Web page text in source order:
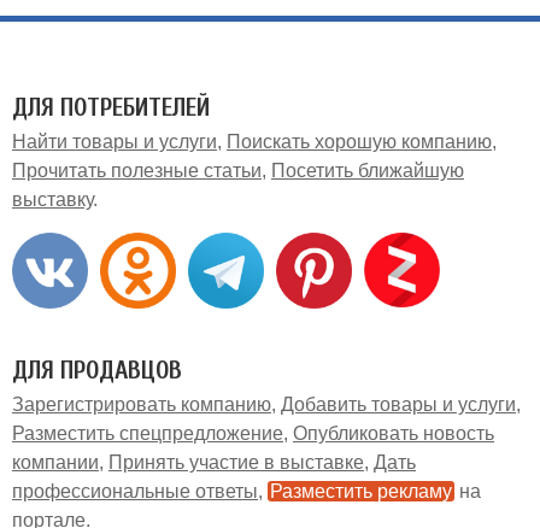
ДЛЯ ПОТРЕБИТЕЛЕЙ
Найти товары и услуги
Поискать хорошую компанию
Прочитать полезные статьи
Посетить ближайшую
выставку
ДЛЯ ПРОДАВЦОВ
Зарегистрировать компанию Добавить товары и услуги
Разместить спецпредложение Опубликовать новость
компании
Принять участие в выставке Дать
профессиональные ответы
Разместить рекламу на
портале